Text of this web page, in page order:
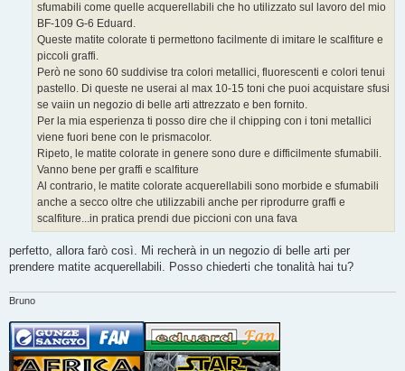
sfumabili come quelle acquerellabili che ho utilizzato sul lavoro del mio
BF-109 G-6 Eduard.
Queste matite colorate ti permettono facilmente di imitare le scalfiture e
piccoli graffi.
Però ne sono 60 suddivise tra colori metallici, fluorescenti e colori tenui
pastello. Di queste ne userai al max 10-15 toni che puoi acquistare sfusi
se vaiin un negozio di belle arti attrezzato e ben fornito.
Per la mia esperienza ti posso dire che il chipping con i toni metallici
viene fuori bene con le prismacolor.
Ripeto, le matite colorate in genere sono dure e difficilmente sfumabili.
Vanno bene per graffi e scalfiture
Al contrario, le matite colorate acquerellabili sono morbide e sfumabili
anche a secco oltre che utilizzabili anche per riprodurre graffi e
scalfiture...in pratica prendi due piccioni con una fava
perfetto, allora farò così. Mi recherà in un negozio di belle arti per
prendere matite acquerellabili. Posso chiederti che tonalità hai tu?
Bruno